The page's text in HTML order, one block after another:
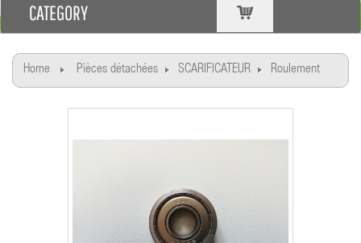
CATEGORY
Home Pièces détachées SCARIFICATEUR Roulement